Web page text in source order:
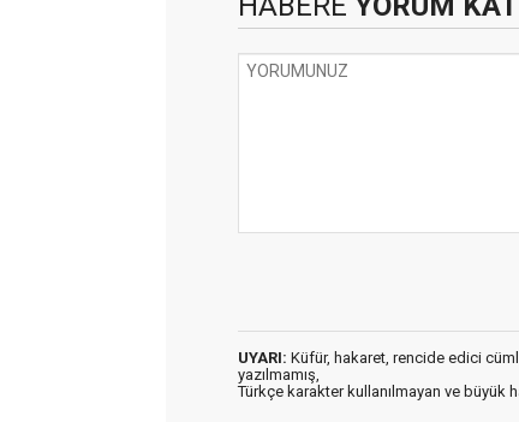
UYARI: Küfür, hakaret, rencide edici
yazılmamış,
Türkçe karakter kullanılmayan ve büyük